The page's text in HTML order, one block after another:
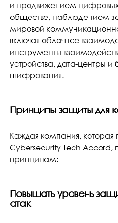
и продвижением цифровых
обществе, наблюдением
мировой
включая облачное
инструменты
устройства, дата-центры и
шифрования.
Принципы защиты для
Каждая компания, которая
Cybersecurity Tech Accord,
принципам:
Повышать уровень
атак